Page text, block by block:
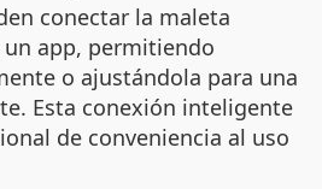
conectar la maleta
app, permitiendo
o ajustándola para una
Esta conexión inteligente
de conveniencia al uso